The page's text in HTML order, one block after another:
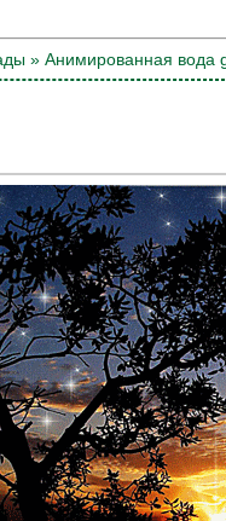
» Анимированная вода